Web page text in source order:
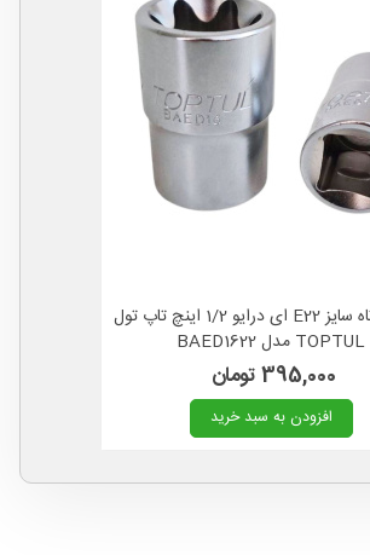
بکس کوتاه سایز E22 ای درایو 1/2 اینچ تاپ تول
TOPTUL مدل BAED1622
395,000 تومان
افزودن به سبد خرید